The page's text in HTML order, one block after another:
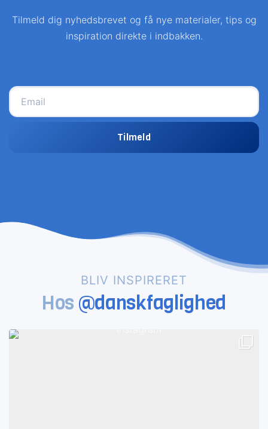
Tilmeld dig nyhedsbrevet og få nye materialer, tips og
inspiration direkte i indbakken.
Tilmeld
BLIV INSPIRERET
Hos @danskfaglighed